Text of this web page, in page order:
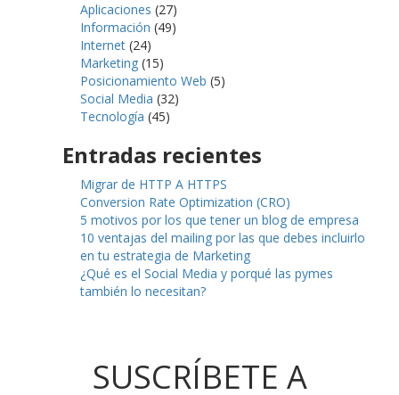
Aplicaciones (27)
Información (49)
Internet (24)
Marketing (15)
Posicionamiento Web (5)
Social Media (32)
Tecnología (45)
Entradas recientes
Migrar de HTTP A HTTPS
Conversion Rate Optimization (CRO)
5 motivos por los que tener un blog de empresa
10 ventajas del mailing por las que debes incluirlo
en tu estrategia de Marketing
¿Qué es el Social Media y porqué las pymes
también lo necesitan?
SUSCRÍBETE A